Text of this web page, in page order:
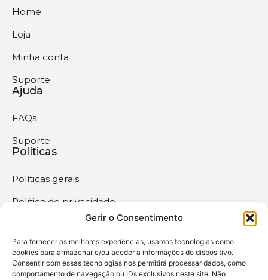
Gerir o Consentimento
Para fornecer as melhores experiências, usamos tecnologias como
cookies para armazenar e/ou aceder a informações do dispositivo.
Consentir com essas tecnologias nos permitirá processar dados, como
comportamento de navegação ou IDs exclusivos neste site. Não
Home
Loja
Minha conta
Suporte
Ajuda
FAQs
Suporte
Políticas
Políticas gerais
Política de privacidade
Termos & Condições
Política de cookies